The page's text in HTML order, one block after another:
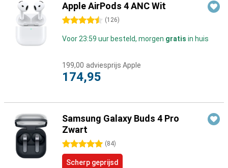
Apple AirPods 4 ANC Wit
4.5 sterren (126)
Voor 23:59 uur besteld, morgen gratis in huis
199,00 adviesprijs Apple
174,95
Samsung Galaxy Buds 4 Pro
Zwart
5 sterren (84)
Scherp geprijsd